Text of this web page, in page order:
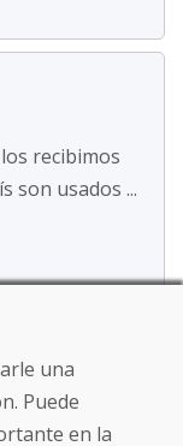
recibimos
son usados ...
una
Puede
en la